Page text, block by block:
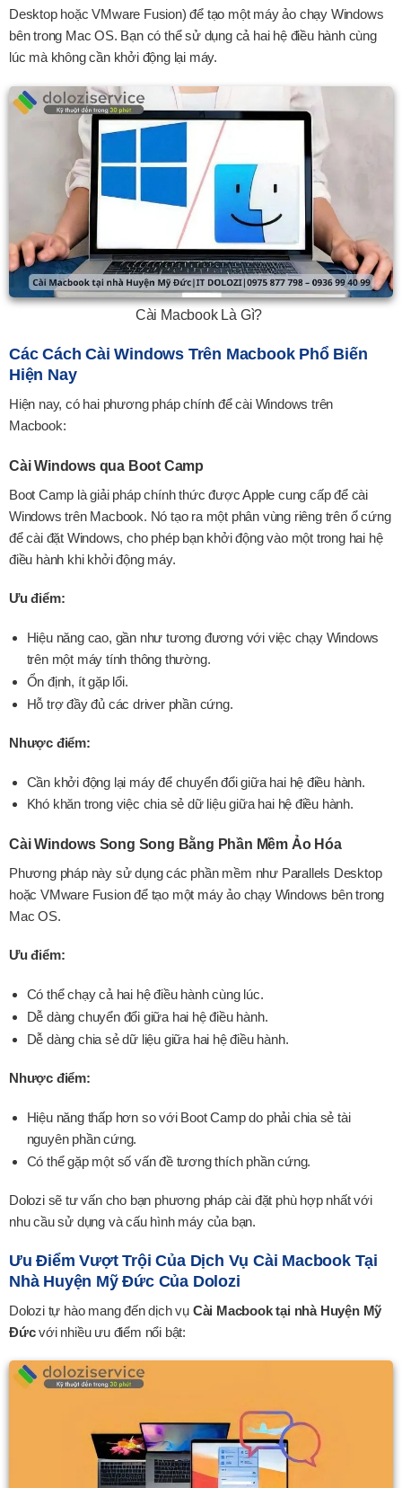
Desktop hoặc VMware Fusion) để tạo một máy ảo chạy Windows
bên trong Mac OS. Bạn có thể sử dụng cả hai hệ điều hành cùng
lúc mà không cần khởi động lại máy.
Cài Macbook Là Gì?
Các Cách Cài Windows Trên Macbook Phổ Biến
Hiện Nay
Hiện nay, có hai phương pháp chính để cài Windows trên
Macbook:
Cài Windows qua Boot Camp
Boot Camp là giải pháp chính thức được Apple cung cấp để cài
Windows trên Macbook. Nó tạo ra một phân vùng riêng trên ổ cứng
để cài đặt Windows, cho phép bạn khởi động vào một trong hai hệ
điều hành khi khởi động máy.
Ưu điểm:
Hiệu năng cao, gần như tương đương với việc chạy Windows
trên một máy tính thông thường.
Ổn định, ít gặp lổi.
Hỗ trợ đầy đủ các driver phần cứng.
Nhược điểm:
Cần khởi động lại máy để chuyển đổi giữa hai hệ điều hành.
Khó khăn trong việc chia sẻ dữ liệu giữa hai hệ điều hành.
Cài Windows Song Song Bằng Phần Mềm Ảo Hóa
Phương pháp này sử dụng các phần mềm như Parallels Desktop
hoặc VMware Fusion để tạo một máy ảo chạy Windows bên trong
Mac OS.
Ưu điểm:
Có thể chạy cả hai hệ điều hành cùng lúc.
Dễ dàng chuyển đổi giữa hai hệ điều hành.
Dễ dàng chia sẻ dữ liệu giữa hai hệ điều hành.
Nhược điểm:
Hiệu năng thấp hơn so với Boot Camp do phải chia sẻ tài
nguyên phần cứng.
Có thể gặp một số vấn đề tương thích phần cứng.
Dolozi sẽ tư vấn cho bạn phương pháp cài đặt phù hợp nhất với
nhu cầu sử dụng và cấu hình máy của bạn.
Ưu Điểm Vượt Trội Của Dịch Vụ Cài Macbook Tại
Nhà Huyện Mỹ Đức Của Dolozi
Dolozi tự hào mang đến dịch vụ Cài Macbook tại nhà Huyện Mỹ
Đứcvới nhiều ưu điểm nổi bật: